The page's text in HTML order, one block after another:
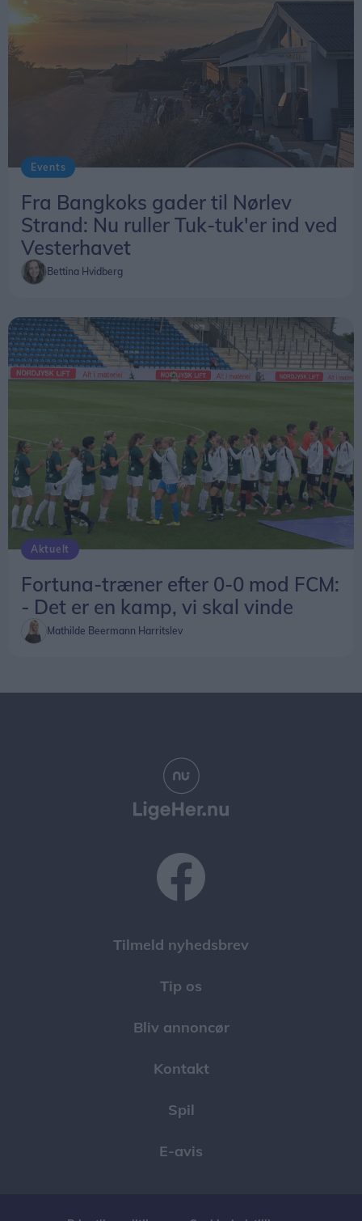
Events
Fra Bangkoks gader til Nørlev
Strand: Nu ruller Tuk-tuk'er ind ved
Vesterhavet
Bettina Hvidberg
Aktuelt
Fortuna-træner efter 0-0 mod FCM:
- Det er en kamp, vi skal vinde
Mathilde Beermann Harritslev
Tilmeld nyhedsbrev
Tip os
Bliv annoncør
Kontakt
Spil
E-avis